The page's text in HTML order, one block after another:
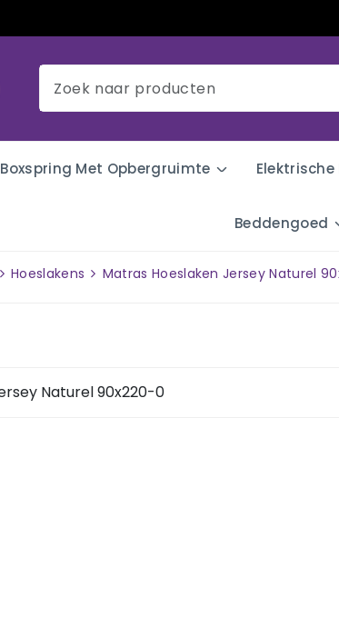
Boxspring Met Opbergruimte
Beddengoed
Hoeslakens Matras Hoeslaken Jersey Naturel